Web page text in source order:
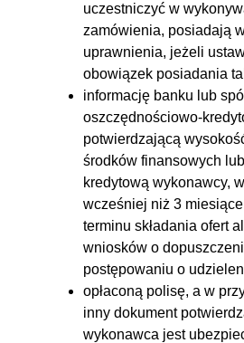
uczestniczyć w
zamówienia, posiadają
uprawnienia, jeżeli
obowiązek posiadania
informację banku lub
oszczędnościowo-
potwierdzającą
środków finansowych
kredytową wykonawcy,
wcześniej niż 3
terminu składania ofert
wniosków o
postępowaniu o
opłaconą polisę, a w
inny dokument
wykonawca jest